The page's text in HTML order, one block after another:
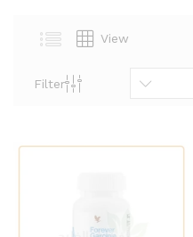
View
Filter